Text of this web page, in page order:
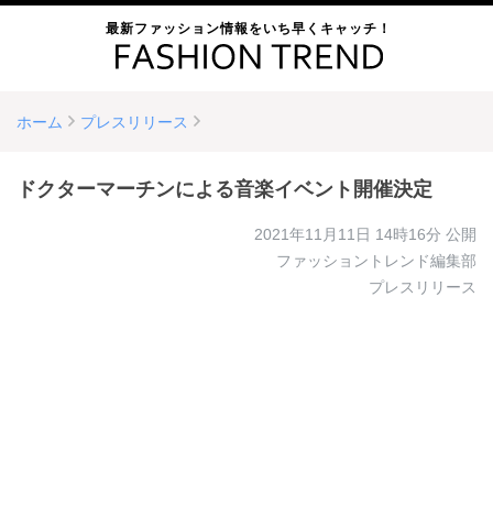
最新ファッション情報をいち早くキャッチ！
ホーム プレスリリース
ドクターマーチンによる音楽イベント開催決定
2021年11月11日 14時16分 公開
ファッショントレンド編集部
プレスリリース